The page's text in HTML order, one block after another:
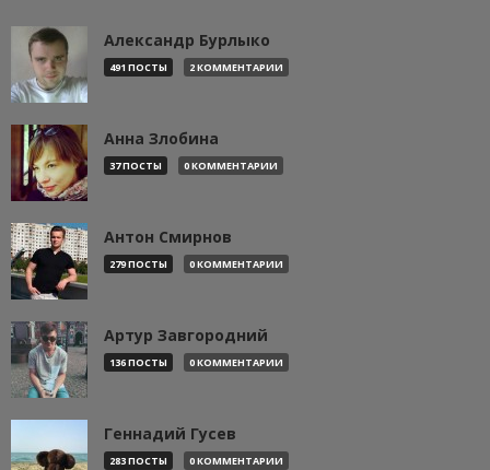
Александр Бурлыко
491 ПОСТЫ 2 КОММЕНТАРИИ
Анна Злобина
37 ПОСТЫ 0 КОММЕНТАРИИ
Антон Смирнов
279 ПОСТЫ 0 КОММЕНТАРИИ
Артур Завгородний
136 ПОСТЫ 0 КОММЕНТАРИИ
Геннадий Гусев
283 ПОСТЫ 0 КОММЕНТАРИИ